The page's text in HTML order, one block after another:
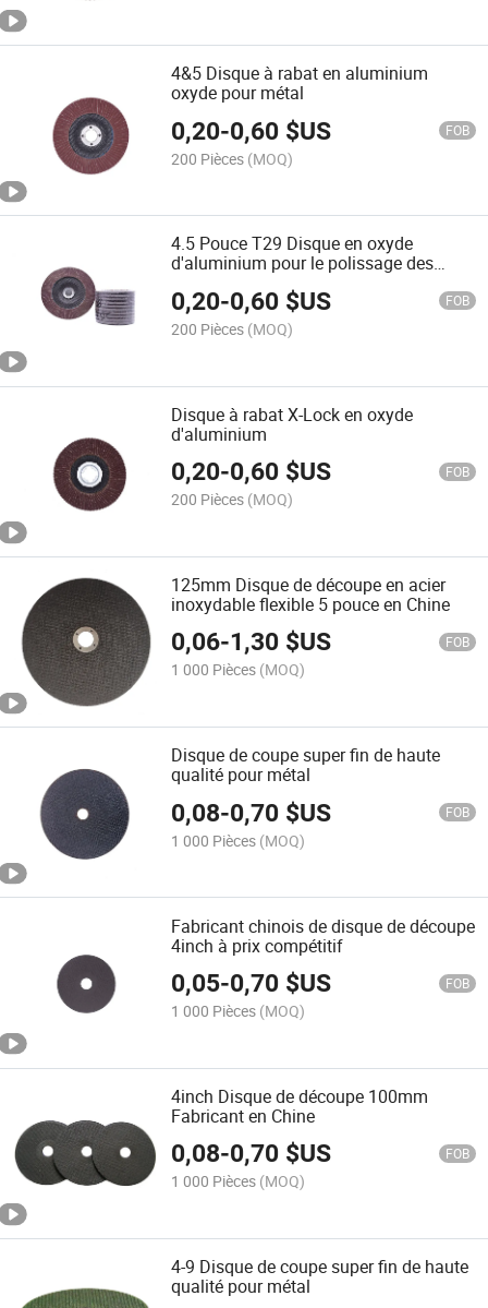
4&5 Disque à rabat en aluminium
oxyde pour métal
0,20-0,60 $US FOB
200 Pièces (MOQ)
4.5 Pouce T29 Disque en oxyde
d'aluminium pour le polissage des
0,20-0,60 $US FOB
200 Pièces (MOQ)
Disque à rabat X-Lock en oxyde
d'aluminium
0,20-0,60 $US FOB
200 Pièces (MOQ)
125mm Disque de découpe en acier
inoxydable flexible 5 pouce en Chine
0,06-1,30 $US FOB
1 000 Pièces (MOQ)
Disque de coupe super fin de haute
qualité pour métal
0,08-0,70 $US FOB
1 000 Pièces (MOQ)
Fabricant chinois de disque de découpe
4inch à prix compétitif
0,05-0,70 $US FOB
1 000 Pièces (MOQ)
4inch Disque de découpe 100mm
Fabricant en Chine
0,08-0,70 $US FOB
1 000 Pièces (MOQ)
4-9 Disque de coupe super fin de haute
qualité pour métal